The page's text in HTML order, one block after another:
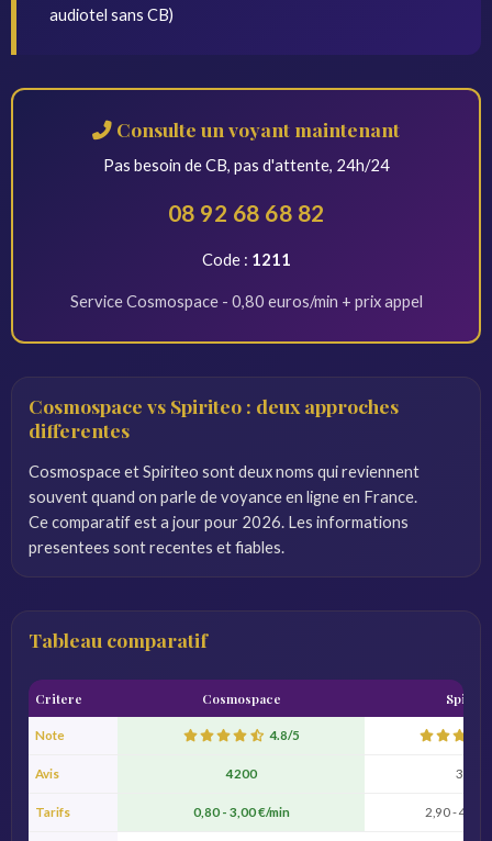
audiotel sans CB)
Consulte un voyant maintenant
Pas besoin de CB, pas d'attente, 24h/24
08 92 68 68 82
Code : 1211
Service Cosmospace - 0,80 euros/min + prix appel
Cosmospace vs Spiriteo : deux approches
differentes
Cosmospace et Spiriteo sont deux noms qui reviennent
souvent quand on parle de voyance en ligne en France.
Ce comparatif est a jour pour 2026. Les informations
presentees sont recentes et fiables.
Tableau comparatif
Critere Cosmospace
Note 4.8/5
Avis 4 200 3 200
Tarifs 0,80 - 3,00 €/min 2,90 - 4,90